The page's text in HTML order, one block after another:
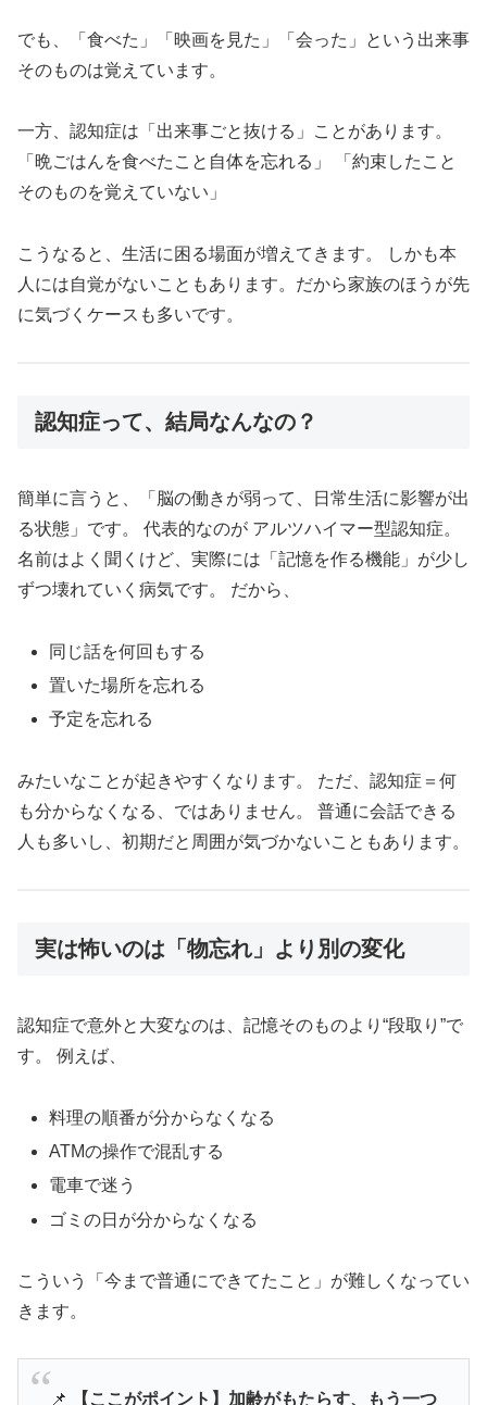
でも、「食べた」「映画を見た」「会った」という出来事
そのものは覚えています。
一方、認知症は「出来事ごと抜ける」ことがあります。
「晩ごはんを食べたこと自体を忘れる」 「約束したこと
そのものを覚えていない」
こうなると、生活に困る場面が増えてきます。 しかも本
人には自覚がないこともあります。だから家族のほうが先
に気づくケースも多いです。
認知症って、結局なんなの？
簡単に言うと、「脳の働きが弱って、日常生活に影響が出
る状態」です。 代表的なのが アルツハイマー型認知症。
名前はよく聞くけど、実際には「記憶を作る機能」が少し
ずつ壊れていく病気です。 だから、
同じ話を何回もする
置いた場所を忘れる
予定を忘れる
みたいなことが起きやすくなります。 ただ、認知症＝何
も分からなくなる、ではありません。 普通に会話できる
人も多いし、初期だと周囲が気づかないこともあります。
実は怖いのは「物忘れ」より別の変化
認知症で意外と大変なのは、記憶そのものより“段取り”で
す。 例えば、
料理の順番が分からなくなる
ATMの操作で混乱する
電車で迷う
ゴミの日が分からなくなる
こういう「今まで普通にできてたこと」が難しくなってい
きます。
📌 【ここがポイント】加齢がもたらす、もう一つ